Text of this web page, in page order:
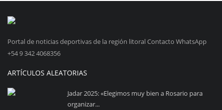
Portal de noticias deportivas de la región litoral Contacto WhatsApp
+54 9 342 4068356
ARTÍCULOS ALEATORIAS
Jadar 2025: «Elegimos muy bien a Rosario para
organizar...